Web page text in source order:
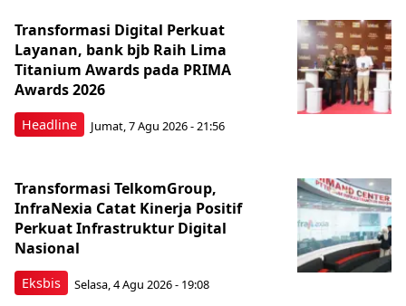
Headline
Transformasi Digital Perkuat
Layanan, bank bjb Raih Lima
Titanium Awards pada PRIMA
Awards 2026
Jumat, 7 Agu 2026 - 21:56
Eksbis
Transformasi TelkomGroup,
InfraNexia Catat Kinerja Positif
Perkuat Infrastruktur Digital
Nasional
Selasa, 4 Agu 2026 - 19:08